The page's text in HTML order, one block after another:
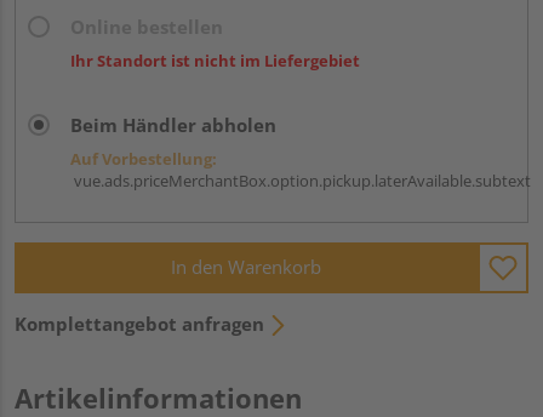
Ihr Standort ist nicht im Liefergebiet
Beim Händler abholen
Auf Vorbestellung:
vue.ads.priceMerchantBox.option.pickup.laterAvailable.subtext
In den Warenkorb
Komplettangebot anfragen
Artikelinformationen